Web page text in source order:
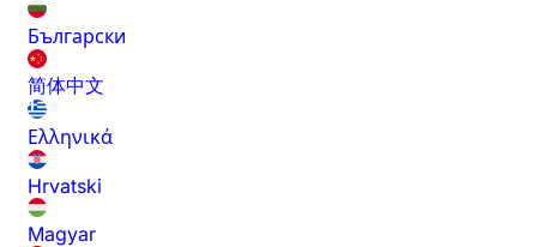
Български
简体中文
Ελληνικά
Hrvatski
Magyar